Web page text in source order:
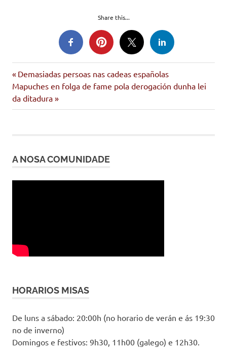
Share this...
ética
fiare
Navegación
de
Entrada
anterior:
Demasiadas persoas nas cadeas españolas
Siguiente
entrada:
Mapuches en folga de fame pola derogación dunha lei
da ditadura
A NOSA COMUNIDADE
HORARIOS MISAS
De luns a sábado: 20:00h (no horario de verán e ás 19:30
no de inverno)
Domingos e festivos: 9h30, 11h00 (galego) e 12h30.